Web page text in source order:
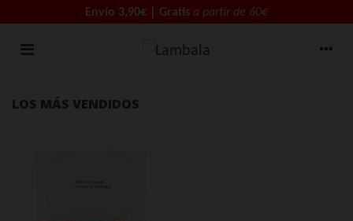
Envío 3,90€ | Gratis a partir de 60€
LOS MÁS VENDIDOS